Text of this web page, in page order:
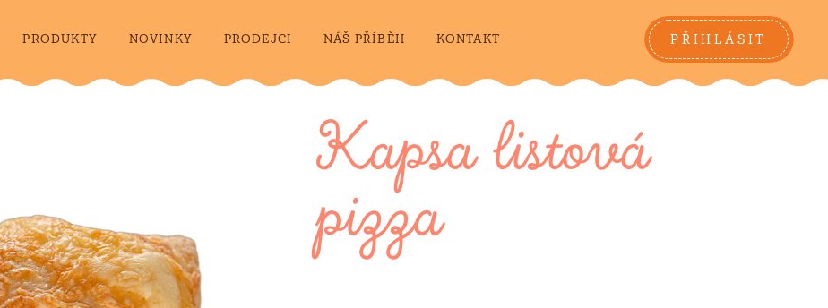
PRODUKTY NOVINKY PRODEJCI NÁŠ PŘÍBĚH KONTAKT PŘIHLÁSIT
Kapsa listová
pizza